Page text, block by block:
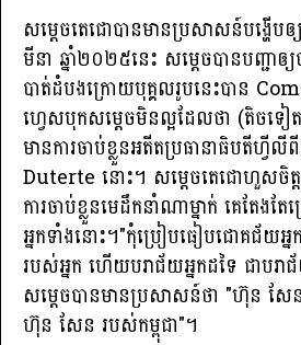
សម្តេចតេជោបានមានប្រសាសន៍បង្ហើប
មីនា ឆ្នាំ២០២៥នេះ សម្តេចបានបញ្ជាឲ្
បាត់ដំបងក្រោយបុគ្គលរូបនេះបាន
ហ្វេសបុកសម្តេចមិនល្អដែលថា (តិចទ
មានការចាប់ខ្លួនអតីតប្រធានាធិបតីហ្
Duterte នោះ។ សម្តេចតេជោហួសចិត្
ការចាប់ខ្លួនមេដឹកនាំណាម្នាក់ គេតែង
អ្នកទាំងនោះ។"កុំប្រៀបធៀបជោគជ័យអ្
របស់អ្នក ហើយបរាជ័យអ្នកដទៃ ជាប
សម្តេចបានមានប្រសាសន៍ថា "ហ៊ុន ស
ហ៊ុន សែន របស់កម្ពុជា"។